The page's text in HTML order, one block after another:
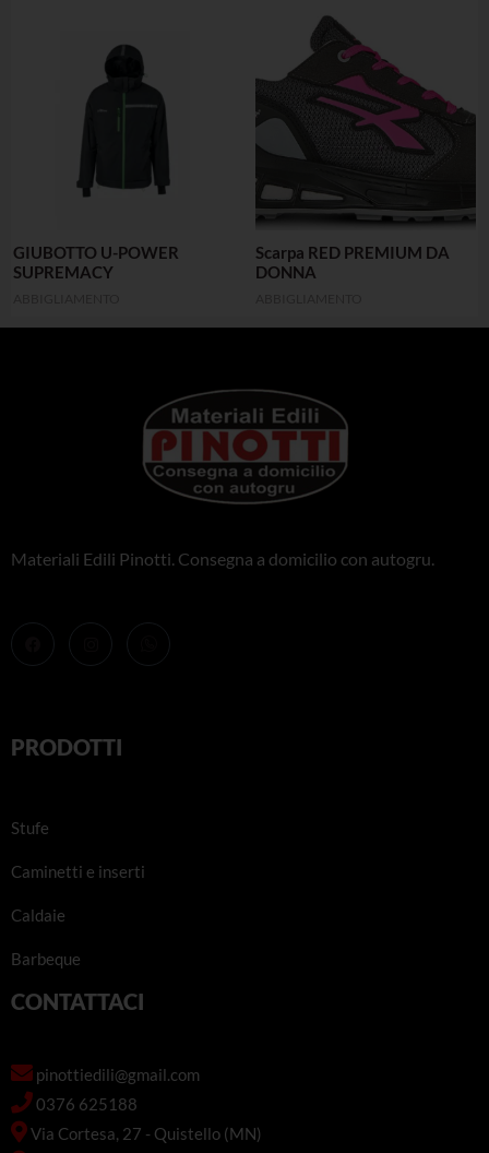
GIUBOTTO U-POWER
SUPREMACY
Scarpa RED PREMIUM DA
DONNA
Materiali Edili Pinotti. Consegna a domicilio con autogru.
PRODOTTI
Stufe
Caminetti e inserti
Caldaie
Barbeque
CONTATTACI
pinottiedili@gmail.com
0376 625188
Via Cortesa, 27 - Quistello (MN)